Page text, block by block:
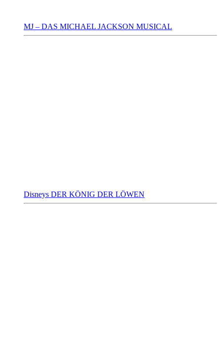
MJ – DAS MICHAEL JACKSON MUSICAL
Disneys DER KÖNIG DER LÖWEN